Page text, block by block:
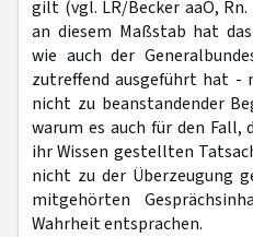
gilt (vgl. LR/Becker aaO, Rn.
an diesem Maßstab hat
wie auch der
zutreffend ausgeführt hat -
nicht zu beanstandender
warum es auch für den Fall,
ihr Wissen gestellten
nicht zu der Überzeugung
mitgehörten
Wahrheit entsprachen.